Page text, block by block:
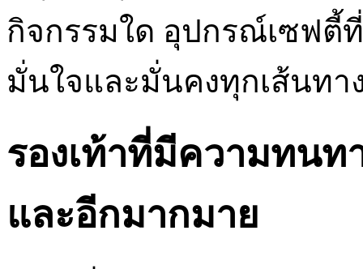
กิจกรรมใด อุปกรณ์เซฟตี้
มั่นใจและมั่นคงทุกเส้นทา
รองเท้าที่มีความทน
และอีกมากมาย